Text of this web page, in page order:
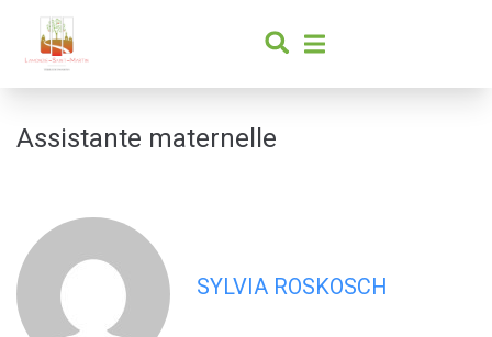
principal
Assistante maternelle
SYLVIA ROSKOSCH